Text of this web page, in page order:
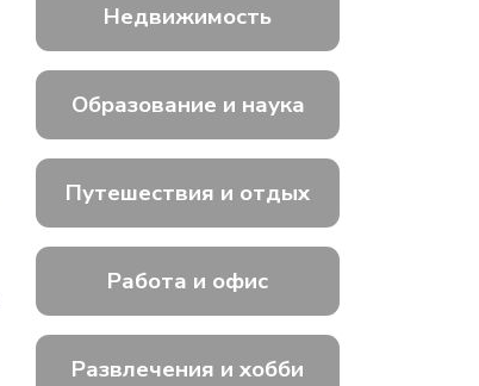
Недвижимость
Образование и наука
Путешествия и отдых
Работа и офис
Развлечения и хобби